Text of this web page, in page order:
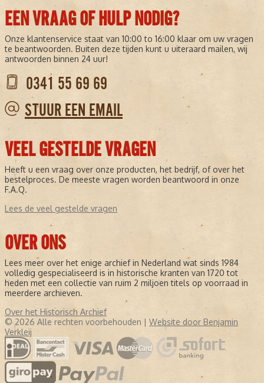
EEN VRAAG OF HULP NODIG?
Onze klantenservice staat van 10:00 to 16:00 klaar om uw vragen
te beantwoorden. Buiten deze tijden kunt u uiteraard mailen, wij
antwoorden binnen 24 uur!
0341 55 69 69
STUUR EEN EMAIL
VEEL GESTELDE VRAGEN
Heeft u een vraag over onze producten, het bedrijf, of over het
bestelproces. De meeste vragen worden beantwoord in onze
F.A.Q.
Lees de veel gestelde vragen
OVER ONS
Lees meer over het enige archief in Nederland wat sinds 1984
volledig gespecialiseerd is in historische kranten van 1720 tot
heden met een collectie van ruim 2 miljoen titels op voorraad in
meerdere archieven.
Over het Historisch Archief
© 2026 Alle rechten voorbehouden | Website door Benjamin
Verkleij